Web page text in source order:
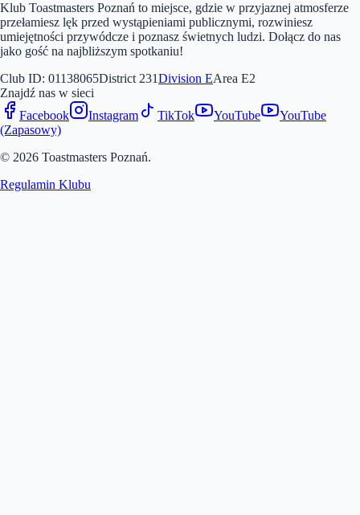
Klub Toastmasters Poznań to miejsce, gdzie w przyjaznej atmosferze
przełamiesz lęk przed wystąpieniami publicznymi, rozwiniesz
umiejętności przywódcze i poznasz świetnych ludzi. Dołącz do nas
jako gość na najbliższym spotkaniu!
Club ID: 01138065District 231Division EArea E2
Znajdź nas w sieci
Facebook
Instagram TikTok YouTube
YouTube
(Zapasowy)
© 2026 Toastmasters Poznań.
Regulamin Klubu